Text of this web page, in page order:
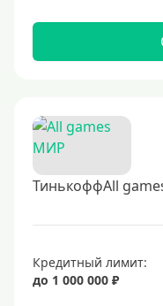
ТинькоффAll
Кредитный лимит:
до 1 000 000 ₽